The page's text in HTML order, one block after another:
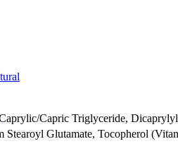
Capric Triglyceride,
Stearoyl Glutamate, Tocopherol